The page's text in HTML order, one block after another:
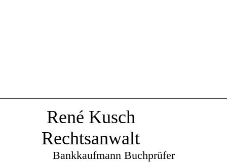
René Kusch
Rechtsanwalt
Bankkaufmann Buchprüfer